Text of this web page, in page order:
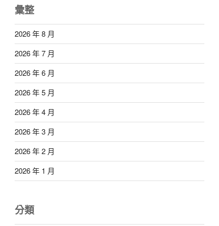
彙整
2026 年 8 月
2026 年 7 月
2026 年 6 月
2026 年 5 月
2026 年 4 月
2026 年 3 月
2026 年 2 月
2026 年 1 月
分類